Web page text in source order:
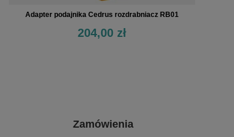
Adapter podajnika Cedrus rozdrabniacz RB01
204,00 zł
Zamówienia